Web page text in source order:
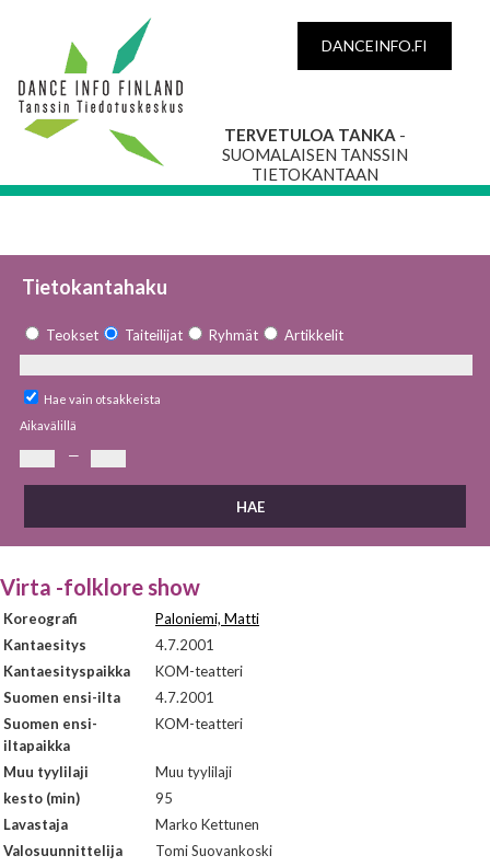
DANCEINFO.FI
TERVETULOA TANKA -
SUOMALAISEN TANSSIN
TIETOKANTAAN
Tietokantahaku
Teokset Taiteilijat Ryhmät Artikkelit
Hae vain otsakkeista
Aikavälillä
—
Virta -folklore show
Koreografi
Paloniemi, Matti
Kantaesitys
4.7.2001
Kantaesityspaikka
KOM-teatteri
Suomen ensi-ilta
4.7.2001
Suomen ensi-
iltapaikka
KOM-teatteri
Muu tyylilaji
Muu tyylilaji
kesto (min)
95
Lavastaja
Marko Kettunen
Valosuunnittelija
Tomi Suovankoski